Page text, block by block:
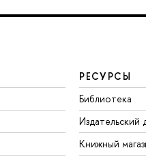
РЕСУРСЫ
Библиотека
Книжный